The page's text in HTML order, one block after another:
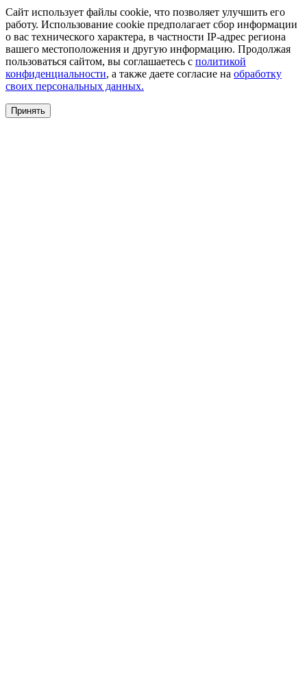
Сайт использует файлы cookie, что позволяет улучшить его
работу. Использование cookie предполагает сбор информации
о вас технического характера, в частности IP-адрес региона
вашего местоположения и другую информацию. Продолжая
пользоваться сайтом, вы соглашаетесь с политикой
конфиденциальности, а также даете согласие на обработку
своих персональных данных.
Принять